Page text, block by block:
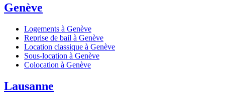
Genève
Logements à Genève
Reprise de bail à Genève
Location classique à Genève
Sous-location à Genève
Colocation à Genève
Lausanne